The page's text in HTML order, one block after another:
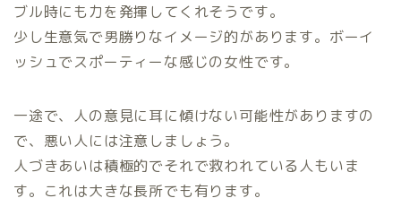
ブル時にも力を発揮してくれそうです。
少し生意気で男勝りなイメージ的があります。ボーイ
ッシュでスポーティーな感じの女性です。
一途で、人の意見に耳に傾けない可能性がありますの
で、悪い人には注意しましょう。
人づきあいは積極的でそれで救われている人もいま
す。これは大きな長所でも有ります。